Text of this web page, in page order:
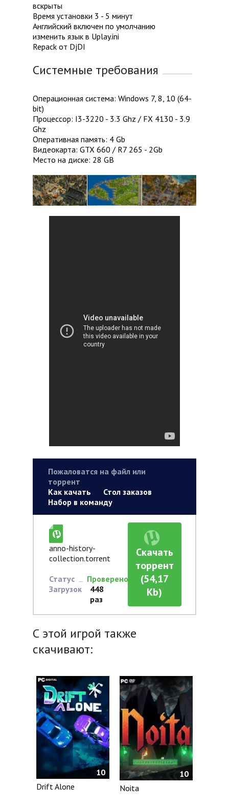
вскрыты
Время установки 3 - 5 минут
Английский включен по умолчанию
изменить язык в Uplay.ini
Repack от DjDI
Системные требования
Операционная система: Windows 7, 8, 10 (64-
bit)
Процессор: I3-3220 - 3.3 Ghz / FX 4130 - 3.9
Ghz
Оперативная память: 4 Gb
Видеокарта: GTX 660 / R7 265 - 2Gb
Место на диске: 28 GB
Пожаловатся на файл или
торрент
Как качать
Стол заказов
Набор в команду
anno-history-
collection.torrent
Статус
Проверено
Загрузок
448
раз
Скачать
торрент
(54,17
Kb)
С этой игрой также
скачивают:
10
Drift Alone
10
Noita